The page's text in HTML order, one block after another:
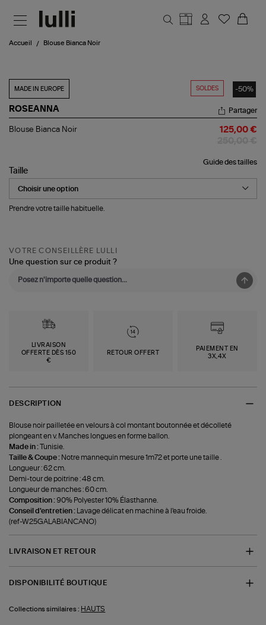
Accueil Blouse Bianca Noir
SOLDES -50%
MADE IN EUROPE
ROSEANNA
Blouse
Partager
Blouse Bianca Noir 125,00 €
Guide des tailles
Taille
Prendre votre taille habituelle.
VOTRE CONSEILLÈRE LULLI
Une question sur ce produit ?
LIVRAISON
OFFERTE DÈS 150
€
RETOUR OFFERT
PAIEMENT EN
3X,4X
DESCRIPTION
Blouse noir pailletée en velours à col montant boutonnée et décolleté
plongeant en v. Manches longues en forme ballon.
Made in :Tunisie.
Taille & Coupe : Notre mannequin mesure 1m72 et porte une taille .
Longueur : 62 cm.
Demi-tour de poitrine : 48 cm.
Longueur de manches : 60 cm.
Composition : 90% Polyester 10% Élasthanne.
Conseil d'entretien :
Lavage délicat en machine à l'eau froide.
(ref-W25GALABIANCANO)
LIVRAISON ET RETOUR
DISPONIBILITÉ BOUTIQUE
Collections similaires : HAUTS